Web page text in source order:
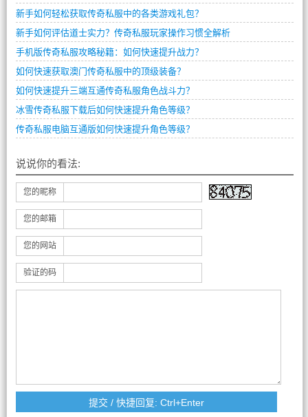
新手如何轻松获取传奇私服中的各类游戏礼包？
新手如何评估道士实力？传奇私服玩家操作习惯全解析
手机版传奇私服攻略秘籍：如何快速提升战力？
如何快速获取澳门传奇私服中的顶级装备？
如何快速提升三端互通传奇私服角色战斗力？
冰雪传奇私服下载后如何快速提升角色等级？
传奇私服电脑互通版如何快速提升角色等级？
说说你的看法:
您的昵称
您的邮箱
您的网站
验证的码